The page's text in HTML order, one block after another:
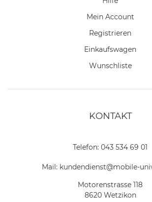
Mein Account
Registrieren
Einkaufswagen
Wunschliste
KONTAKT
Telefon: 043 534 69 01
Mail: kundendienst@mobile-
Motorenstrasse 118
8620 Wetzikon